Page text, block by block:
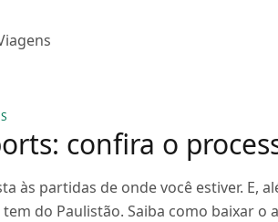
confira o
às partidas de onde você estiver. E,
do Paulistão. Saiba como baixar o